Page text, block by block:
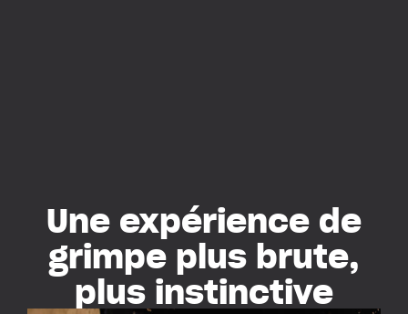
Une expérience de
grimpe plus brute,
plus instinctive